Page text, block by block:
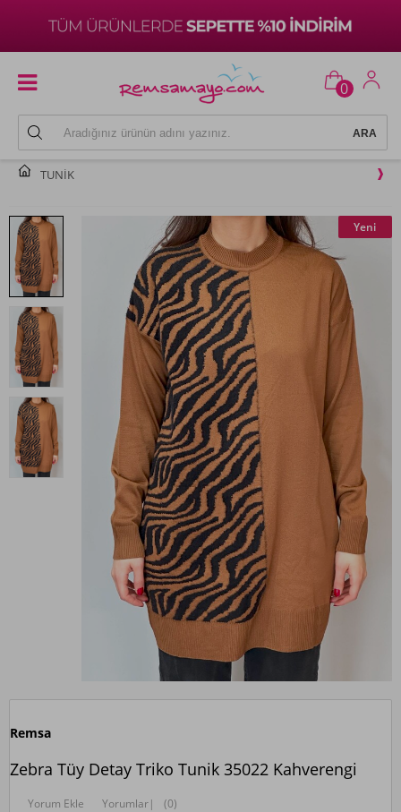
0
TUNIK
Yeni
Remsa
Zebra Tüy Detay Triko Tunik 35022 Kahverengi
Yorum Ekle Yorumlar| (0)